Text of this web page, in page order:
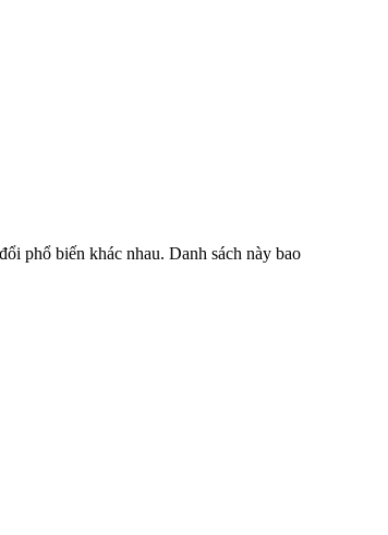
phổ biến khác nhau. Danh sách này bao